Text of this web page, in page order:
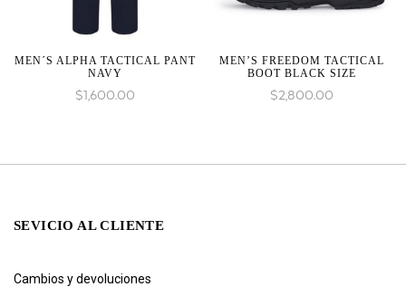
MEN´S ALPHA TACTICAL PANT
NAVY
$1,600.00
MEN’S FREEDOM TACTICAL
BOOT BLACK SIZE
$2,800.00
SEVICIO AL CLIENTE
Cambios y devoluciones